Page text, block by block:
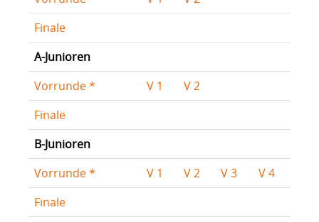
Finale
A-Junioren
Vorrunde *
V 1
V 2
Finale
B-Junioren
Vorrunde *
V 1 V 2 V 3
V 4
Finale